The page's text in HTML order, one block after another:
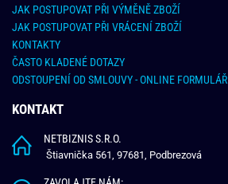
JAK POSTUPOVAT PŘI VÝMĚNĚ ZBOŽÍ
JAK POSTUPOVAT PŘI VRÁCENÍ ZBOŽÍ
KONTAKTY
ČASTO KLADENÉ DOTAZY
ODSTOUPENÍ OD SMLOUVY - ONLINE FORMULÁŘ
KONTAKT
NETBIZNIS S.R.O.
Štiavnička 561, 97681, Podbrezová